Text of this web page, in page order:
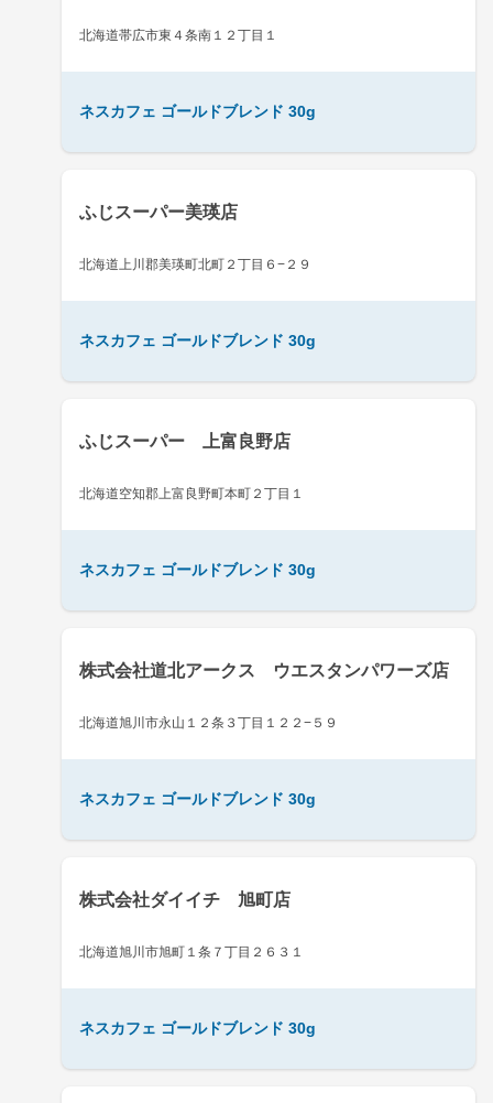
北海道帯広市東４条南１２丁目１
ネスカフェ ゴールドブレンド 30g
ふじスーパー美瑛店
北海道上川郡美瑛町北町２丁目６−２９
ネスカフェ ゴールドブレンド 30g
ふじスーパー 上富良野店
北海道空知郡上富良野町本町２丁目１
ネスカフェ ゴールドブレンド 30g
株式会社道北アークス ウエスタンパワーズ店
北海道旭川市永山１２条３丁目１２２−５９
ネスカフェ ゴールドブレンド 30g
株式会社ダイイチ 旭町店
北海道旭川市旭町１条７丁目２６３１
ネスカフェ ゴールドブレンド 30g